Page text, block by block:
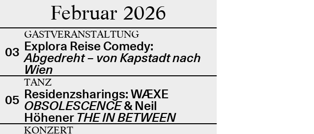
Februar 2026
03
GASTVERANSTALTUNG
Explora Reise Comedy:
Abgedreht – von Kapstadt nach
Wien
05
TANZ
Residenzsharings: WÆXE
OBSOLESCENCE& Neil
Höhener THE IN BETWEEN
KONZERT